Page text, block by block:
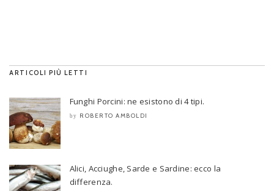
ARTICOLI PIÙ LETTI
Funghi Porcini: ne esistono di 4 tipi.
by ROBERTO AMBOLDI
Alici, Acciughe, Sarde e Sardine: ecco la
differenza.